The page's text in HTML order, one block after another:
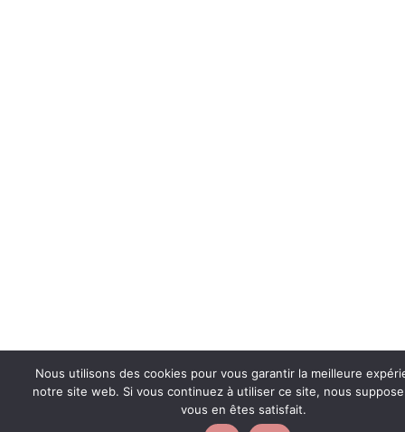
Nous utilisons des cookies pour vous garantir la meilleure
notre site web. Si vous continuez à utiliser ce site, nous
vous en êtes satisfait.